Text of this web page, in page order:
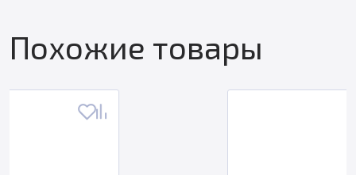
Похожие товары